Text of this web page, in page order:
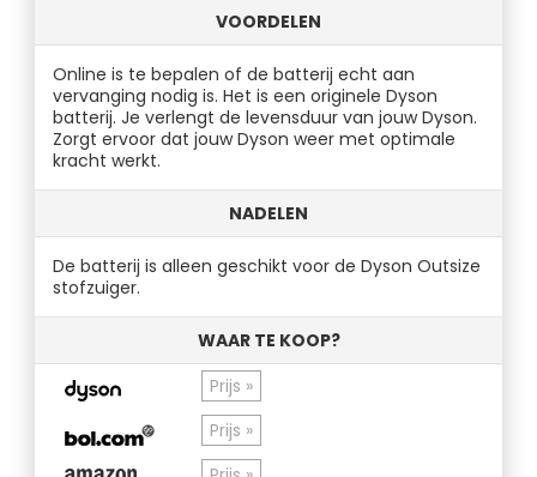
VOORDELEN
Online is te bepalen of de batterij echt aan
vervanging nodig is. Het is een originele Dyson
batterij. Je verlengt de levensduur van jouw Dyson.
Zorgt ervoor dat jouw Dyson weer met optimale
kracht werkt.
NADELEN
De batterij is alleen geschikt voor de Dyson Outsize
stofzuiger.
WAAR TE KOOP?
Prijs »
Prijs »